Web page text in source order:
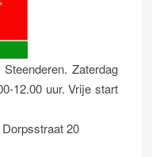
Zaterdag
12.00 uur. Vrije start
Dorpsstraat 20